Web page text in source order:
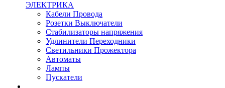
ЭЛЕКТРИКА
Кабели Провода
Розетки Выключатели
Стабилизаторы напряжения
Удлинители Переходники
Светильники Прожектора
Автоматы
Лампы
Пускатели